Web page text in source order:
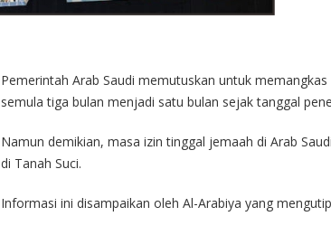
Pemerintah Arab Saudi memutuskan untuk
semula tiga bulan menjadi satu bulan sejak tanggal
Namun demikian, masa izin tinggal jemaah di Arab
di Tanah Suci.
Informasi ini disampaikan oleh Al-Arabiya yang